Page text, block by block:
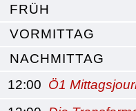
FRÜH
VORMITTAG
NACHMITTAG
12:00 Ö1